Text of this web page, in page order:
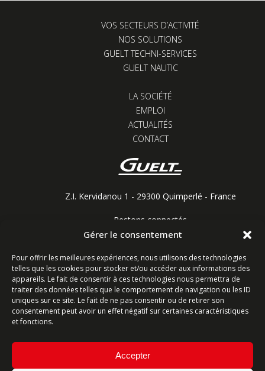
Gérer le consentement
Pour offrir les meilleures expériences, nous utilisons des technologies
telles que les cookies pour stocker et/ou accéder aux informations des
appareils. Le fait de consentir à ces technologies nous permettra de
traiter des données telles que le comportement de navigation ou les ID
uniques sur ce site. Le fait de ne pas consentir ou de retirer son
consentement peut avoir un effet négatif sur certaines caractéristiques
et fonctions.
Accepter
VOS SECTEURS D’ACTIVITÉ
NOS SOLUTIONS
GUELT TECHNI-SERVICES
GUELT NAUTIC
LA SOCIÉTÉ
EMPLOI
ACTUALITÉS
CONTACT
Z.I. Kervidanou 1 - 29300 Quimperlé - France
Restons connectés
Contactez-nous
Ligne commerciale : +33 (0)2 98 96 20 20
Lundi-Vendredi 8h-12h & 13h15-17h15 | Samedi 8h-
12h
Service Après-Vente : +33 (0)2 98 96 06 04